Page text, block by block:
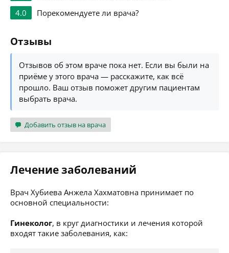
4.0
Порекомендуете ли врача?
Отзывы
Отзывов об этом враче пока нет. Если вы были на
приёме у этого врача — расскажите, как всё
прошло. Ваш отзыв поможет другим пациентам
выбрать врача.
Добавить отзыв на врача
Лечение заболеваний
Врач Хубиева Анжела Хахматовна принимает по
основной специальности:
Гинеколог, в круг диагностики и лечения которой
входят такие заболевания, как: